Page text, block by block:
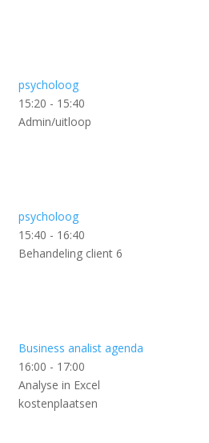
psycholoog
15:20 - 15:40
Admin/uitloop
psycholoog
15:40 - 16:40
Behandeling client 6
Business analist agenda
16:00 - 17:00
Analyse in Excel
kostenplaatsen